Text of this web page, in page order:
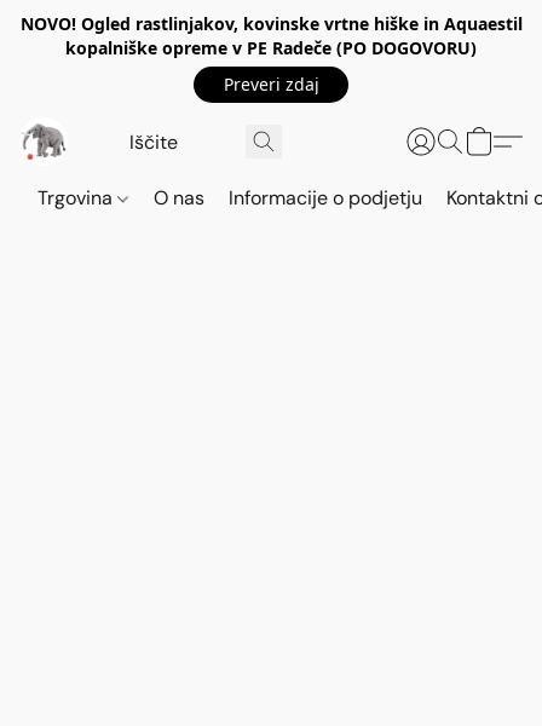
NOVO! Ogled rastlinjakov, kovinske vrtne hiške in Aquaestil
kopalniške opreme v PE Radeče (PO DOGOVORU)
Preveri zdaj
Trgovina O nas Informacije o podjetju Kontaktni